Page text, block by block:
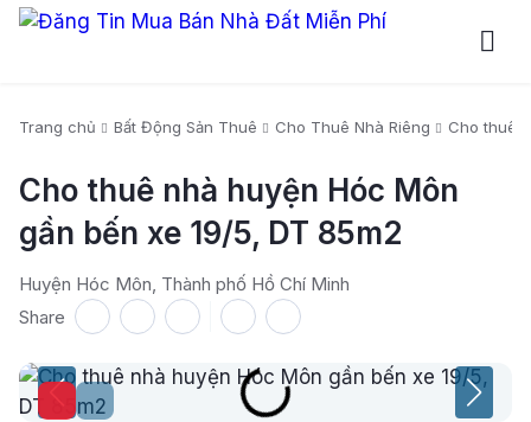
Trang chủ Bất Động Sản Thuê Cho Thuê Nhà Riêng Cho thuê
Cho thuê nhà huyện Hóc Môn
gần bến xe 19/5, DT 85m2
Huyện Hóc Môn, Thành phố Hồ Chí Minh
Share